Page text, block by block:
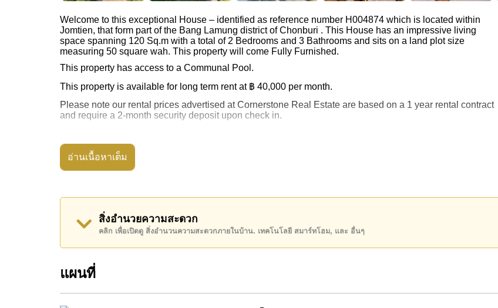
Welcome to this exceptional House – identified as reference number H004874 which is located within
Jomtien, that form part of the Bang Lamung district of Chonburi . This House has an impressive living
space spanning 120 Sq.m with a total of 2 Bedrooms and 3 Bathrooms and sits on a land plot size
measuring 50 square wah. This property will come Fully Furnished.
This property has access to a Communal Pool.
This property is available for long term rent at ฿ 40,000 per month.
Please note our rental prices advertised at Cornerstone Real Estate are based on a 1 year rental contract
and require a 2-month security deposit upon check in.
Explore the possibilities of making this property your dream home!
Call Cornerstone Real Estate on +6638411250 or Email us
Our office Whatsapp is+66807945904and our office LINE is @cornerstonepattaya
อ่านเนื้อหาเต็ม
สิ่งอำนวยความสะดวก
คลิก เพื่อเปิดดู สิ่งอำนวนความสะดวกภายในบ้าน. เทคโนโลยี สมาร์ทโฮม, และ อื่นๆ
แผนที่